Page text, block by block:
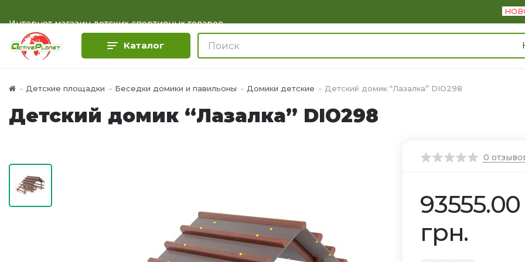
Интернет магазин детских спортивных товаров
Каталог
Детские площадки Беседки домики и павильоны Домики детские Детский домик “Лазалка” DIO298
Детский домик “Лазалка” DIO298
0
93555.00
грн.